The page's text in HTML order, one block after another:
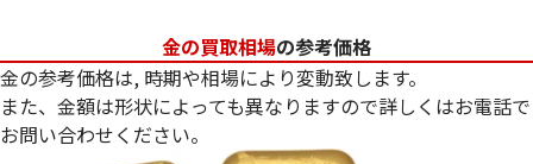
金の買取相場の参考価格
金の参考価格は, 時期や相場により変動致します。
また、金額は形状によっても異なりますので詳しくはお電話で
お問い合わせください。